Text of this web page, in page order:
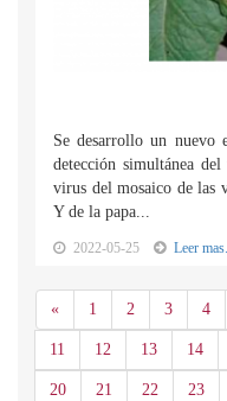
Se desarrollo un nuevo
detección simultánea
virus del mosaico de las
Y de la papa...
2022-05-25 Leer
«Anterior
1 2 3 4
11 12 13 14
20 21 22 23